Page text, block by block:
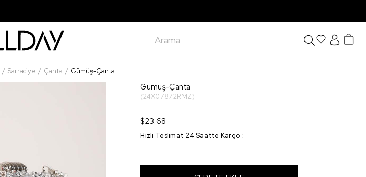
Sarraciye Çanta Gümüş-Çanta
Gümüş-Çanta
(24X07872RMZ)
$23.68
Hızlı Teslimat 24 Saatte Kargo :